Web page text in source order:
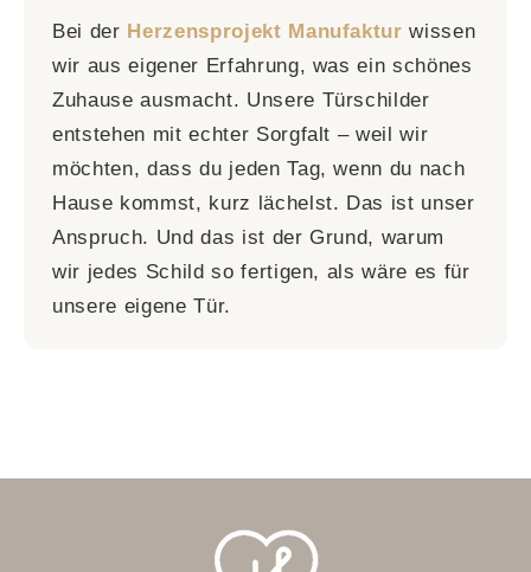
Bei der Herzensprojekt Manufaktur wissen
wir aus eigener Erfahrung, was ein schönes
Zuhause ausmacht. Unsere Türschilder
entstehen mit echter Sorgfalt – weil wir
möchten, dass du jeden Tag, wenn du nach
Hause kommst, kurz lächelst. Das ist unser
Anspruch. Und das ist der Grund, warum
wir jedes Schild so fertigen, als wäre es für
unsere eigene Tür.